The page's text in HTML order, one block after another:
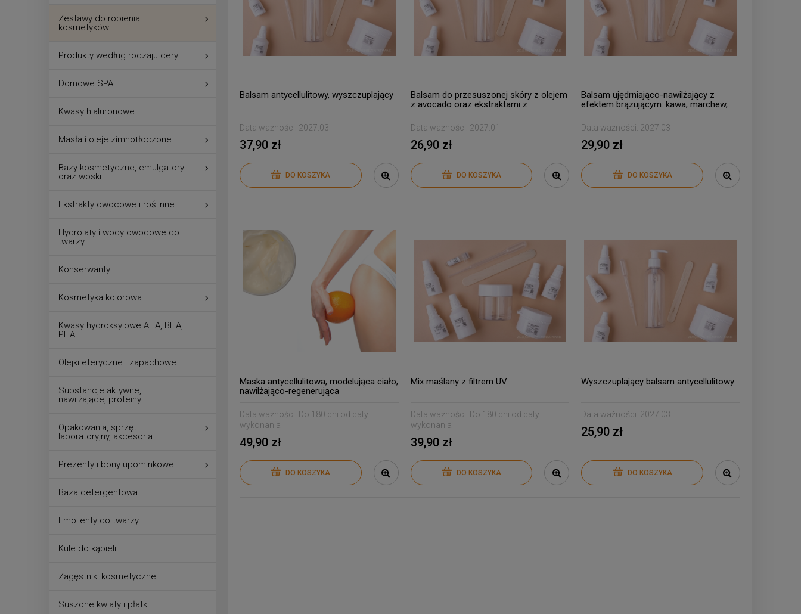
Zestawy do robienia
kosmetyków
Produkty według rodzaju cery
Domowe SPA
Kwasy hialuronowe
Masła i oleje zimnotłoczone
Bazy kosmetyczne, emulgatory
oraz woski
Ekstrakty owocowe i roślinne
Hydrolaty i wody owocowe do
twarzy
Konserwanty
Kosmetyka kolorowa
Kwasy hydroksylowe AHA, BHA,
PHA
Olejki eteryczne i zapachowe
Substancje aktywne,
nawilżające, proteiny
Opakowania, sprzęt
laboratoryjny, akcesoria
Prezenty i bony upominkowe
Baza detergentowa
Emolienty do twarzy
Kule do kąpieli
Zagęstniki kosmetyczne
Suszone kwiaty i płatki
Balsam antycellulitowy, wyszczuplający
Data ważności: 2027.03
37,90 zł
DO KOSZYKA
Balsam do przesuszonej skóry z olejem
z avocado oraz ekstraktami z
Data ważności: 2027.01
26,90 zł
DO KOSZYKA
Balsam ujędrniająco-nawilżający z
efektem brązującym: kawa, marchew,
Data ważności: 2027.03
29,90 zł
DO KOSZYKA
Maska antycellulitowa, modelująca ciało,
nawilżająco-regenerująca
Data ważności: Do 180 dni od daty
wykonania
49,90 zł
DO KOSZYKA
Mix maślany z filtrem UV
Data ważności: Do 180 dni od daty
wykonania
39,90 zł
DO KOSZYKA
Wyszczuplający balsam antycellulitowy
Data ważności: 2027.03
25,90 zł
DO KOSZYKA